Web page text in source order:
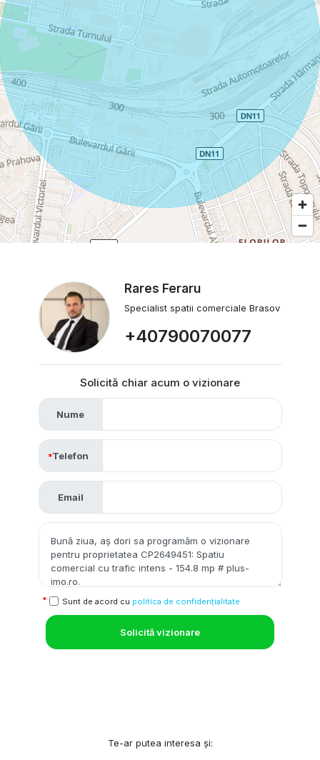
Rares Feraru
Specialist spatii comerciale Brasov
+40790070077
Solicită chiar acum o vizionare
Nume
Telefon
Email
Sunt de acord cu politica de confidențialitate
Solicită vizionare
Te-ar putea interesa și: